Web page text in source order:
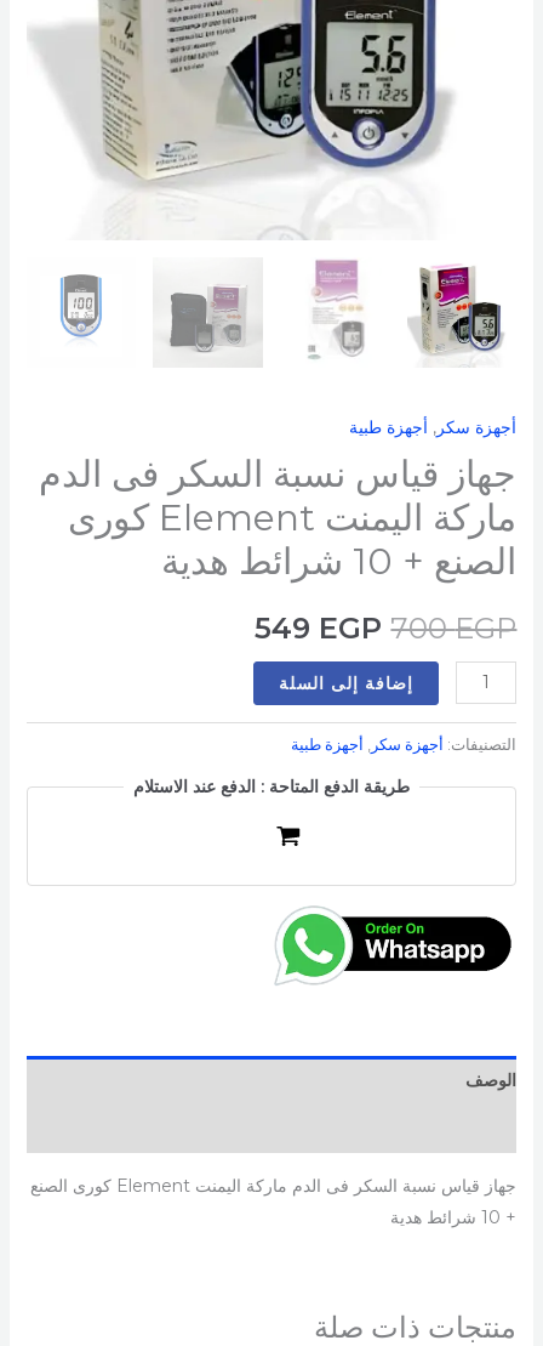
أجهزة سكر , أجهزة طبية
جهاز قياس نسبة السكر فى الدم
ماركة اليمنت Element كورى
الصنع + 10 شرائط هدية
700EGP
549 EGP
إضافة إلى السلة
التصنيفات: أجهزة سكر , أجهزة طبية
طريقة الدفع المتاحة : الدفع عند الاستلام
الوصف
جهاز قياس نسبة السكر فى الدم ماركة اليمنت Element كورى الصنع
+ 10 شرائط هدية
منتجات ذات صلة